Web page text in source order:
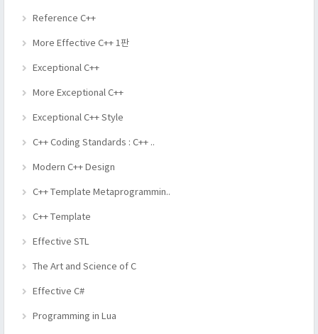
Reference C++
More Effective C++ 1판
Exceptional C++
More Exceptional C++
Exceptional C++ Style
C++ Coding Standards : C++ ..
Modern C++ Design
C++ Template Metaprogrammin..
C++ Template
Effective STL
The Art and Science of C
Effective C#
Programming in Lua